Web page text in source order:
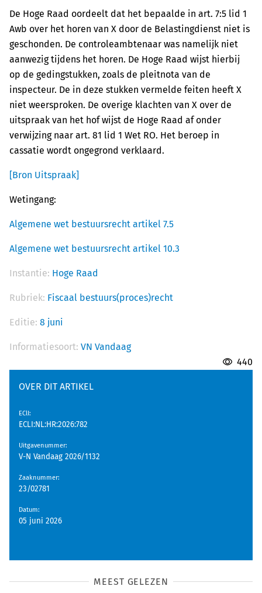
De Hoge Raad oordeelt dat het bepaalde in art. 7:5 lid 1
Awb over het horen van X door de Belastingdienst niet is
geschonden. De controleambtenaar was namelijk niet
aanwezig tijdens het horen. De Hoge Raad wijst hierbij
op de gedingstukken, zoals de pleitnota van de
inspecteur. De in deze stukken vermelde feiten heeft X
niet weersproken. De overige klachten van X over de
uitspraak van het hof wijst de Hoge Raad af onder
verwijzing naar art. 81 lid 1 Wet RO. Het beroep in
cassatie wordt ongegrond verklaard.
[Bron Uitspraak]
Wetingang:
Algemene wet bestuursrecht artikel 7.5
Algemene wet bestuursrecht artikel 10.3
Instantie: Hoge Raad
Rubriek: Fiscaal bestuurs(proces)recht
Editie: 8 juni
Informatiesoort: VN Vandaag
440
OVER DIT ARTIKEL
EClI:
ECLI:NL:HR:2026:782
Uitgavenummer:
V-N Vandaag 2026/1132
Zaaknummer:
23/02781
Datum:
05 juni 2026
MEEST GELEZEN